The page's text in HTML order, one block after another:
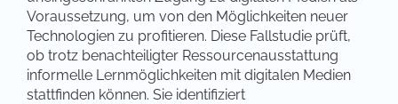
Voraussetzung, um von den Möglichkeiten neuer
Technologien zu profitieren. Diese Fallstudie prüft,
ob trotz benachteiligter Ressourcenausstattung
informelle Lernmöglichkeiten mit digitalen Medien
stattfinden können. Sie identifiziert